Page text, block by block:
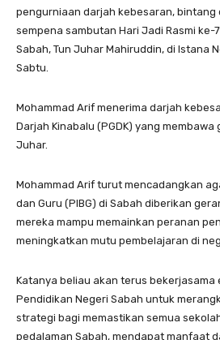
pengurniaan darjah kebesaran,
sempena sambutan Hari Jadi Rasmi ke-
Sabah, Tun Juhar Mahiruddin, di Istana
Sabtu.
Mohammad Arif menerima darjah
Darjah Kinabalu (PGDK) yang membawa
Juhar.
Mohammad Arif turut mencadangkan
dan Guru (PIBG) di Sabah diberikan
mereka mampu memainkan peranan
meningkatkan mutu pembelajaran di
Katanya beliau akan terus
Pendidikan Negeri Sabah untuk
strategi bagi memastikan semua
pedalaman Sabah, mendapat manfaat